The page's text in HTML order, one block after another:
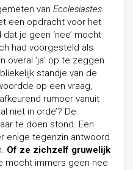
van Ecclesiastes.
een opdracht voor het
je geen ‘nee’ mocht
had voorgesteld als
overal ‘ja’ op te zeggen.
standje van de
op een vraag,
rumoer vanuit
niet in orde’? De
te doen stond. Een
enige tegenzin antwoord
Of ze zichzelf gruwelijk
mocht immers geen nee